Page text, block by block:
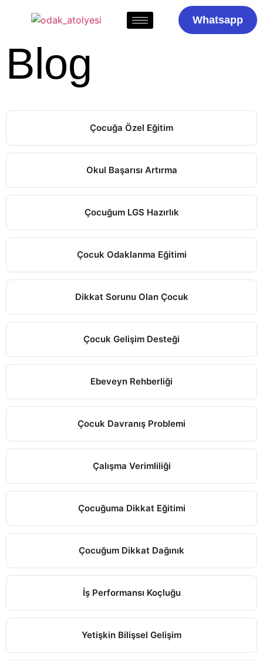
Whatsapp
Blog
Çocuğa Özel Eğitim
Okul Başarısı Artırma
Çocuğum LGS Hazırlık
Çocuk Odaklanma Eğitimi
Dikkat Sorunu Olan Çocuk
Çocuk Gelişim Desteği
Ebeveyn Rehberliği
Çocuk Davranış Problemi
Çalışma Verimliliği
Çocuğuma Dikkat Eğitimi
Çocuğum Dikkat Dağınık
İş Performansı Koçluğu
Yetişkin Bilişsel Gelişim